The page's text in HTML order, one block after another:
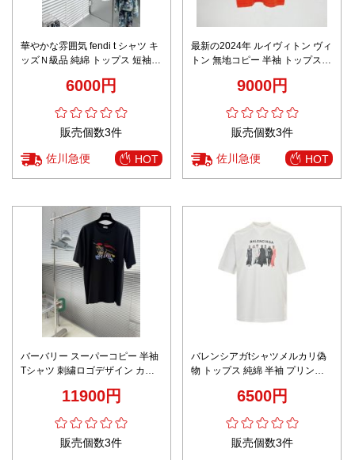
華やかな雰囲気 fendi t シャツ キ
ッズＮ級品 純綿 トップス 短袖
6000円
販売個数3件
佐川急便 HOT
最新の2024年 ルイヴィトン ヴィ
トン 無地コピー 半袖 トップス
9000円
販売個数3件
佐川急便 HOT
バーバリー スーパーコピー 半袖
Tシャツ 刺繍ロゴデザイン カジ
11900円
販売個数3件
バレンシアガtシャツメルカリ偽
物 トップス 純綿 半袖 プリント
6500円
販売個数3件